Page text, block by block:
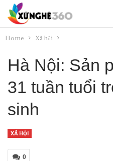
Home Xã hội
Hà Nội: Sản
31 tuần tuổi
sinh
XÃ HỘI
0